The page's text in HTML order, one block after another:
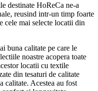
destinate HoReCa ne-a
reusind intr-un timp foarte
cele mai selecte locatii din
buna calitate pe care le
noastre acopera toate
locatii cu textile
din tesaturi de calitate
calitate. Acestea au fost